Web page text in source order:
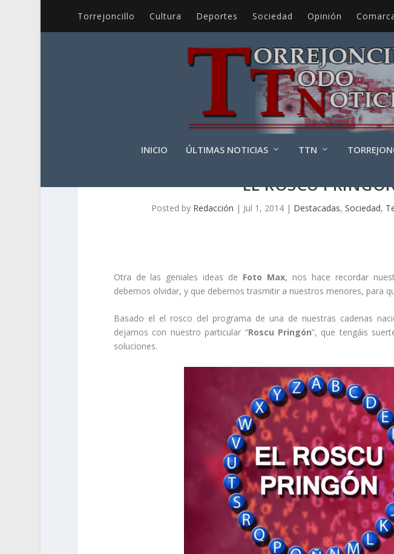
Torrejoncillo Cultura Deportes Sociedad Opinión
INICIO ÚLTIMAS NOTICIAS TTN
EL ROSCU
Posted by Redacción | Jul 1, 2014| Destacadas, Sociedad,
Otra de las geniales ideas de Foto Max, nos hace recordar
debemos olvidar, y que debemos trasmitir a nuestros menores, para
Basado el el rosco del programa de una de nuestras cadenas
dejamos con nuestro particular “Roscu Pringón”, que tengáis
soluciones.